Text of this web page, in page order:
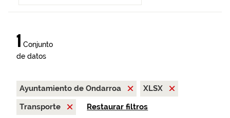
1 Conjunto
de datos
Ayuntamiento de Ondarroa
XLSX
Transporte
Restaurar filtros